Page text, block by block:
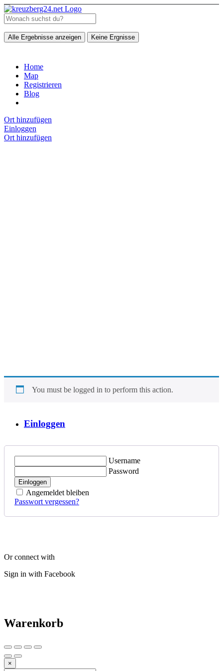
Alle Ergebnisse anzeigen Keine Ergnisse
Home
Map
Registrieren
Blog
Ort hinzufügen
Einloggen
Ort hinzufügen
You must be logged in to perform this action.
Einloggen
Username
Password
Einloggen
Angemeldet bleiben
Passwort vergessen?
Or connect with
Sign in with Facebook
Warenkorb
×